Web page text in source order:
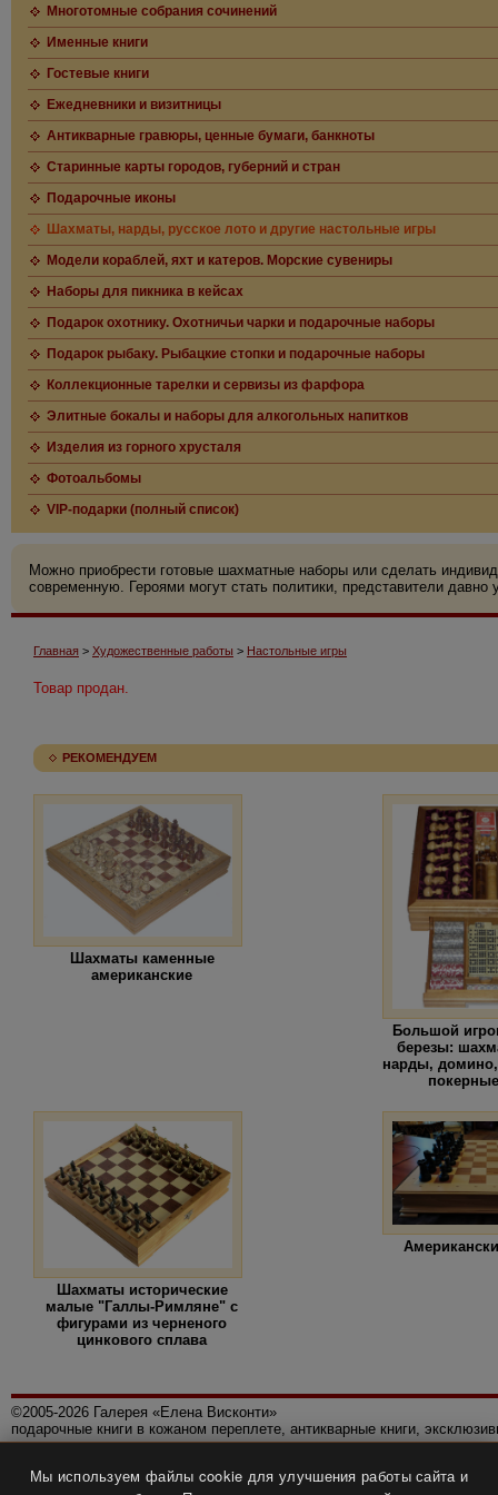
Многотомные собрания сочинений
Именные книги
Гостевые книги
Ежедневники и визитницы
Антикварные гравюры, ценные бумаги, банкноты
Старинные карты городов, губерний и стран
Подарочные иконы
Шахматы, нарды, русское лото и другие настольные игры
Модели кораблей, яхт и катеров. Морские сувениры
Наборы для пикника в кейсах
Подарок охотнику. Охотничьи чарки и подарочные наборы
Подарок рыбаку. Рыбацкие стопки и подарочные наборы
Коллекционные тарелки и сервизы из фарфора
Элитные бокалы и наборы для алкогольных напитков
Изделия из горного хрусталя
Фотоальбомы
VIP-подарки (полный список)
Можно приобрести готовые шахматные наборы или сделать
современную. Героями могут стать политики, представители
Главная > Художественные работы > Настольные игры
Товар продан.
РЕКОМЕНДУЕМ
Шахматы каменные
американские
Большой
березы:
нарды,
Шахматы исторические
малые "Галлы-Римляне" с
фигурами из черненого
цинкового сплава
©2005-2026 Галерея «Елена Висконти»
подарочные книги в кожаном переплете, антикварные книги,
Политика конфиденциальности
Мы используем файлы cookie для улучшения работы сайта и